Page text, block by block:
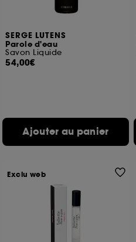
SERGE LUTENS
Parole d'eau
Savon Liquide
54,00€
Ajouter au panier
Exclu web